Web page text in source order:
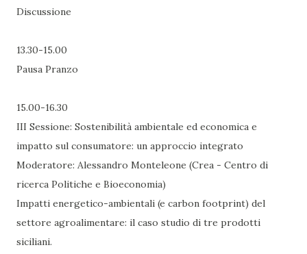
Discussione
13.30-15.00
Pausa Pranzo
15.00-16.30
III Sessione: Sostenibilità ambientale ed economica e
impatto sul consumatore: un approccio integrato
Moderatore: Alessandro Monteleone (Crea - Centro di
ricerca Politiche e Bioeconomia)
Impatti energetico-ambientali (e carbon footprint) del
settore agroalimentare: il caso studio di tre prodotti
siciliani.